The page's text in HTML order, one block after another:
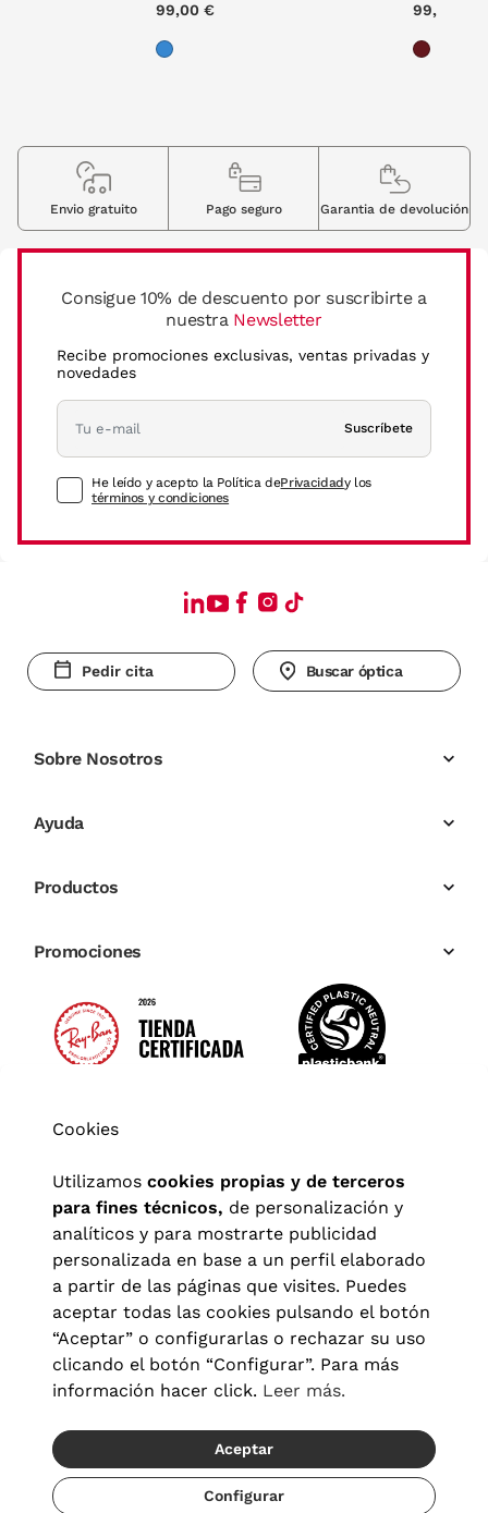
Recíbelo del 23/08 al 25/08
99,00 € 99,00 €
Consigue 10% de descuento por suscribirte a
nuestra Newsletter
Recibe promociones exclusivas, ventas privadas y
novedades
Suscríbete
He leído y acepto la Política dePrivacidady los
términos y condiciones
Envio gratuito Pago seguro Garantia de devolución
Pedir cita Buscar óptica
Sobre Nosotros
Ayuda
Productos
Promociones
Aviso legal| Política de privacidad Términos y condiciones
Política de cookies|Configuración de cookies
© 2026 Visionlab España
Cookies
Utilizamos cookies propias y de terceros
para fines técnicos, de personalización y
analíticos y para mostrarte publicidad
personalizada en base a un perfil elaborado
a partir de las páginas que visites. Puedes
aceptar todas las cookies pulsando el botón
“Aceptar” o configurarlas o rechazar su uso
clicando el botón “Configurar”. Para más
información hacer click. Leer más.
Aceptar
Configurar